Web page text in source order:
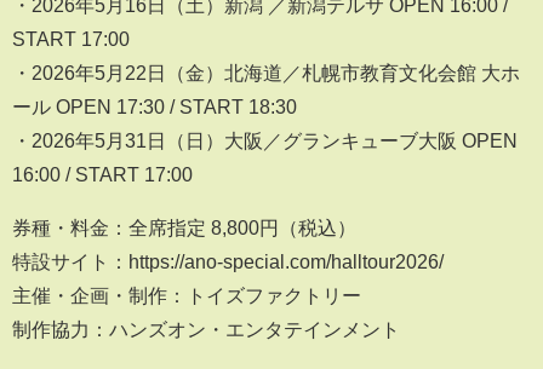
・2026年5月16日（土）新潟 ／新潟テルサ OPEN 16:00 /
START 17:00
・2026年5月22日（金）北海道／札幌市教育文化会館 大ホ
ール OPEN 17:30 / START 18:30
・2026年5月31日（日）大阪／グランキューブ大阪 OPEN
16:00 / START 17:00
券種・料金：全席指定 8,800円（税込）
特設サイト：https://ano-special.com/halltour2026/
主催・企画・制作：トイズファクトリー
制作協力：ハンズオン・エンタテインメント